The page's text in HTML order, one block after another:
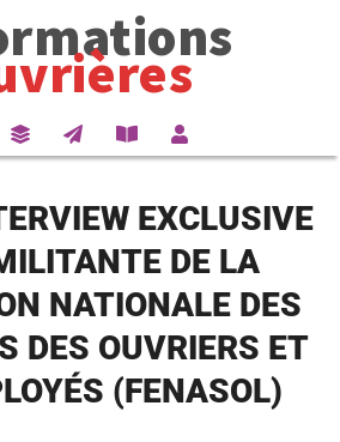
EXCLUSIVE
DE LA
NATIONALE DES
DES OUVRIERS ET
(FENASOL)